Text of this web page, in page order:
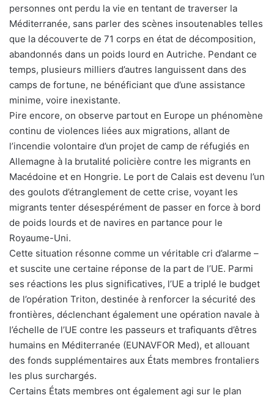
personnes ont perdu la vie en tentant de traverser la
Méditerranée, sans parler des scènes insoutenables telles
que la découverte de 71 corps en état de décomposition,
abandonnés dans un poids lourd en Autriche. Pendant ce
temps, plusieurs milliers d’autres languissent dans des
camps de fortune, ne bénéficiant que d’une assistance
minime, voire inexistante.
Pire encore, on observe partout en Europe un phénomène
continu de violences liées aux migrations, allant de
l’incendie volontaire d’un projet de camp de réfugiés en
Allemagne à la brutalité policière contre les migrants en
Macédoine et en Hongrie. Le port de Calais est devenu l’un
des goulots d’étranglement de cette crise, voyant les
migrants tenter désespérément de passer en force à bord
de poids lourds et de navires en partance pour le
Royaume-Uni.
Cette situation résonne comme un véritable cri d’alarme –
et suscite une certaine réponse de la part de l’UE. Parmi
ses réactions les plus significatives, l’UE a triplé le budget
de l’opération Triton, destinée à renforcer la sécurité des
frontières, déclenchant également une opération navale à
l’échelle de l’UE contre les passeurs et trafiquants d’êtres
humains en Méditerranée (EUNAVFOR Med), et allouant
des fonds supplémentaires aux États membres frontaliers
les plus surchargés.
Certains États membres ont également agi sur le plan